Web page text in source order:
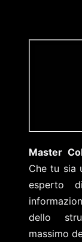
Master
Che tu sia
esperto
dello
massimo